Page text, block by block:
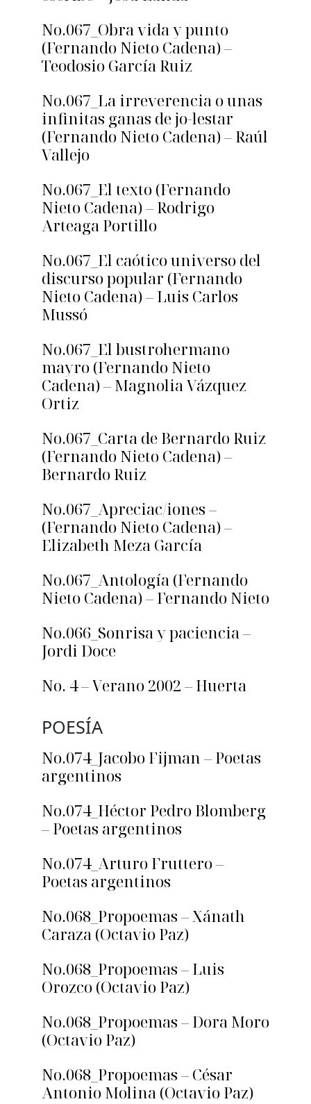
No.067_Obra vida y punto
(Fernando Nieto Cadena) –
Teodosio García Ruiz
No.067_La irreverencia o unas
infinitas ganas de jo-lestar
(Fernando Nieto Cadena) – Raúl
Vallejo
No.067_El texto (Fernando
Nieto Cadena) – Rodrigo
Arteaga Portillo
No.067_El caótico universo del
discurso popular (Fernando
Nieto Cadena) – Luis Carlos
Mussó
No.067_El bustrohermano
mayro (Fernando Nieto
Cadena) – Magnolia Vázquez
Ortiz
No.067_Carta de Bernardo Ruiz
(Fernando Nieto Cadena) –
Bernardo Ruiz
No.067_Apreciac/iones –
(Fernando Nieto Cadena) –
Elizabeth Meza García
No.067_Antología (Fernando
Nieto Cadena) – Fernando Nieto
No.066_Sonrisa y paciencia –
Jordi Doce
No. 4 – Verano 2002 – Huerta
POESÍA
No.074_Jacobo Fijman – Poetas
argentinos
No.074_Héctor Pedro Blomberg
– Poetas argentinos
No.074_Arturo Fruttero –
Poetas argentinos
No.068_Propoemas – Xánath
Caraza (Octavio Paz)
No.068_Propoemas – Luis
Orozco (Octavio Paz)
No.068_Propoemas – Dora Moro
(Octavio Paz)
No.068_Propoemas – César
Antonio Molina (Octavio Paz)